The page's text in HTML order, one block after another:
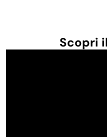
Scopri